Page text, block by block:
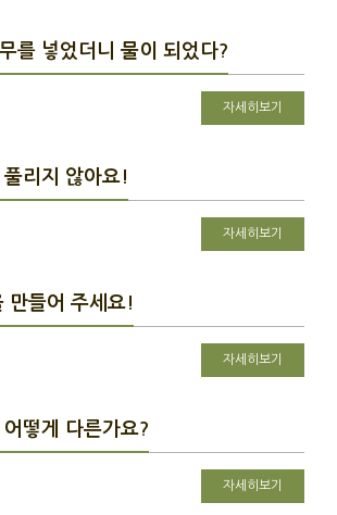
를 넣었더니 물이 되었다?
자세히보기
리지 않아요!
자세히보기
만들어 주세요!
자세히보기
떻게 다른가요?
자세히보기